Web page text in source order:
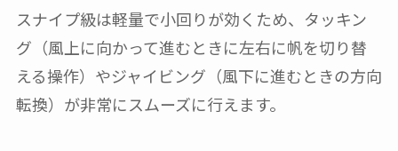
スナイプ級は軽量で小回りが効くため、タッキン
グ（風上に向かって進むときに左右に帆を切り替
える操作）やジャイビング（風下に進むときの方向
転換）が非常にスムーズに行えます。